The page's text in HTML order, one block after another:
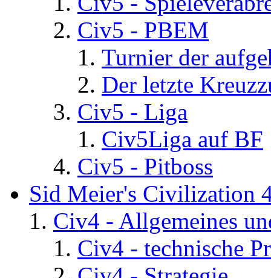
Civ5 - PBEM
Turnier der
Der letzte
Civ5 - Liga
Civ5Liga auf BF
Civ5 - Pitboss
Sid Meier's Civilization
Civ4 - Allgemeines
Civ4 - technische